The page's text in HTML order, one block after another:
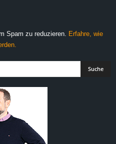
Spam zu reduzieren. Erfahre, wie